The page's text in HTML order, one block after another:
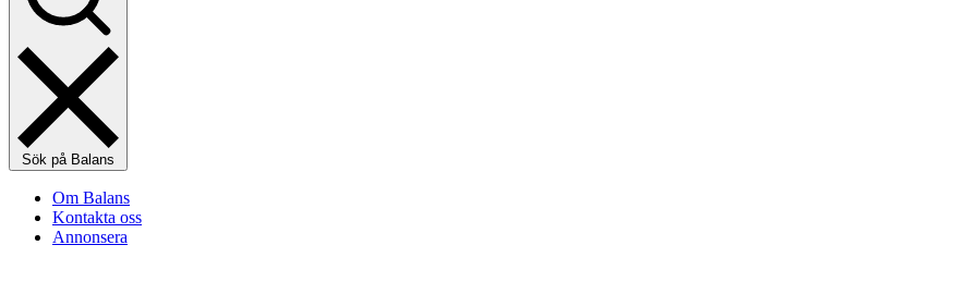
Sök på Balans
Om Balans
Kontakta oss
Annonsera